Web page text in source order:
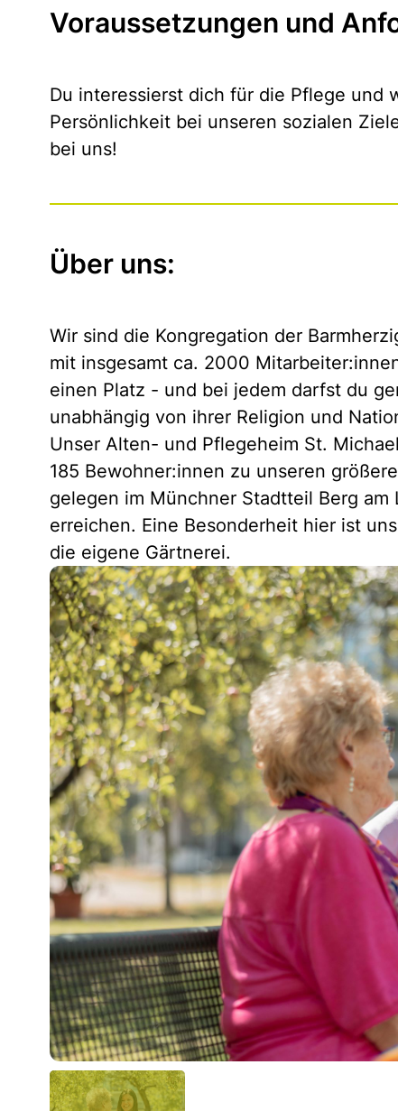
Voraussetzungen und
Du interessierst dich für die Pflege und
Persönlichkeit bei unseren sozialen
bei uns!
Über uns:
Wir sind die Kongregation der
mit insgesamt ca. 2000
einen Platz - und bei jedem darfst du
unabhängig von ihrer Religion und
Unser Alten- und Pflegeheim St.
185 Bewohner:innen zu unseren
gelegen im Münchner Stadtteil Berg
erreichen. Eine Besonderheit hier ist
die eigene Gärtnerei.